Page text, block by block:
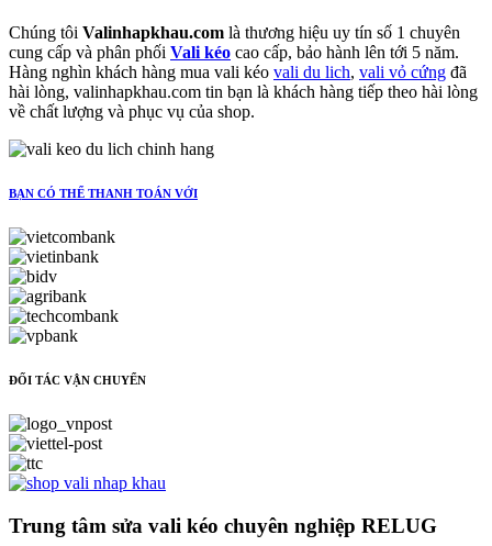
Chúng tôi Valinhapkhau.com là thương hiệu uy tín số 1 chuyên
cung cấp và phân phối Vali kéo cao cấp, bảo hành lên tới 5 năm.
Hàng nghìn khách hàng mua vali kéo vali du lich, vali vỏ cứng đã
hài lòng, valinhapkhau.com tin bạn là khách hàng tiếp theo hài lòng
về chất lượng và phục vụ của shop.
BẠN CÓ THỂ THANH TOÁN VỚI
ĐỐI TÁC VẬN CHUYỂN
Trung tâm sửa vali kéo chuyên nghiệp RELUG